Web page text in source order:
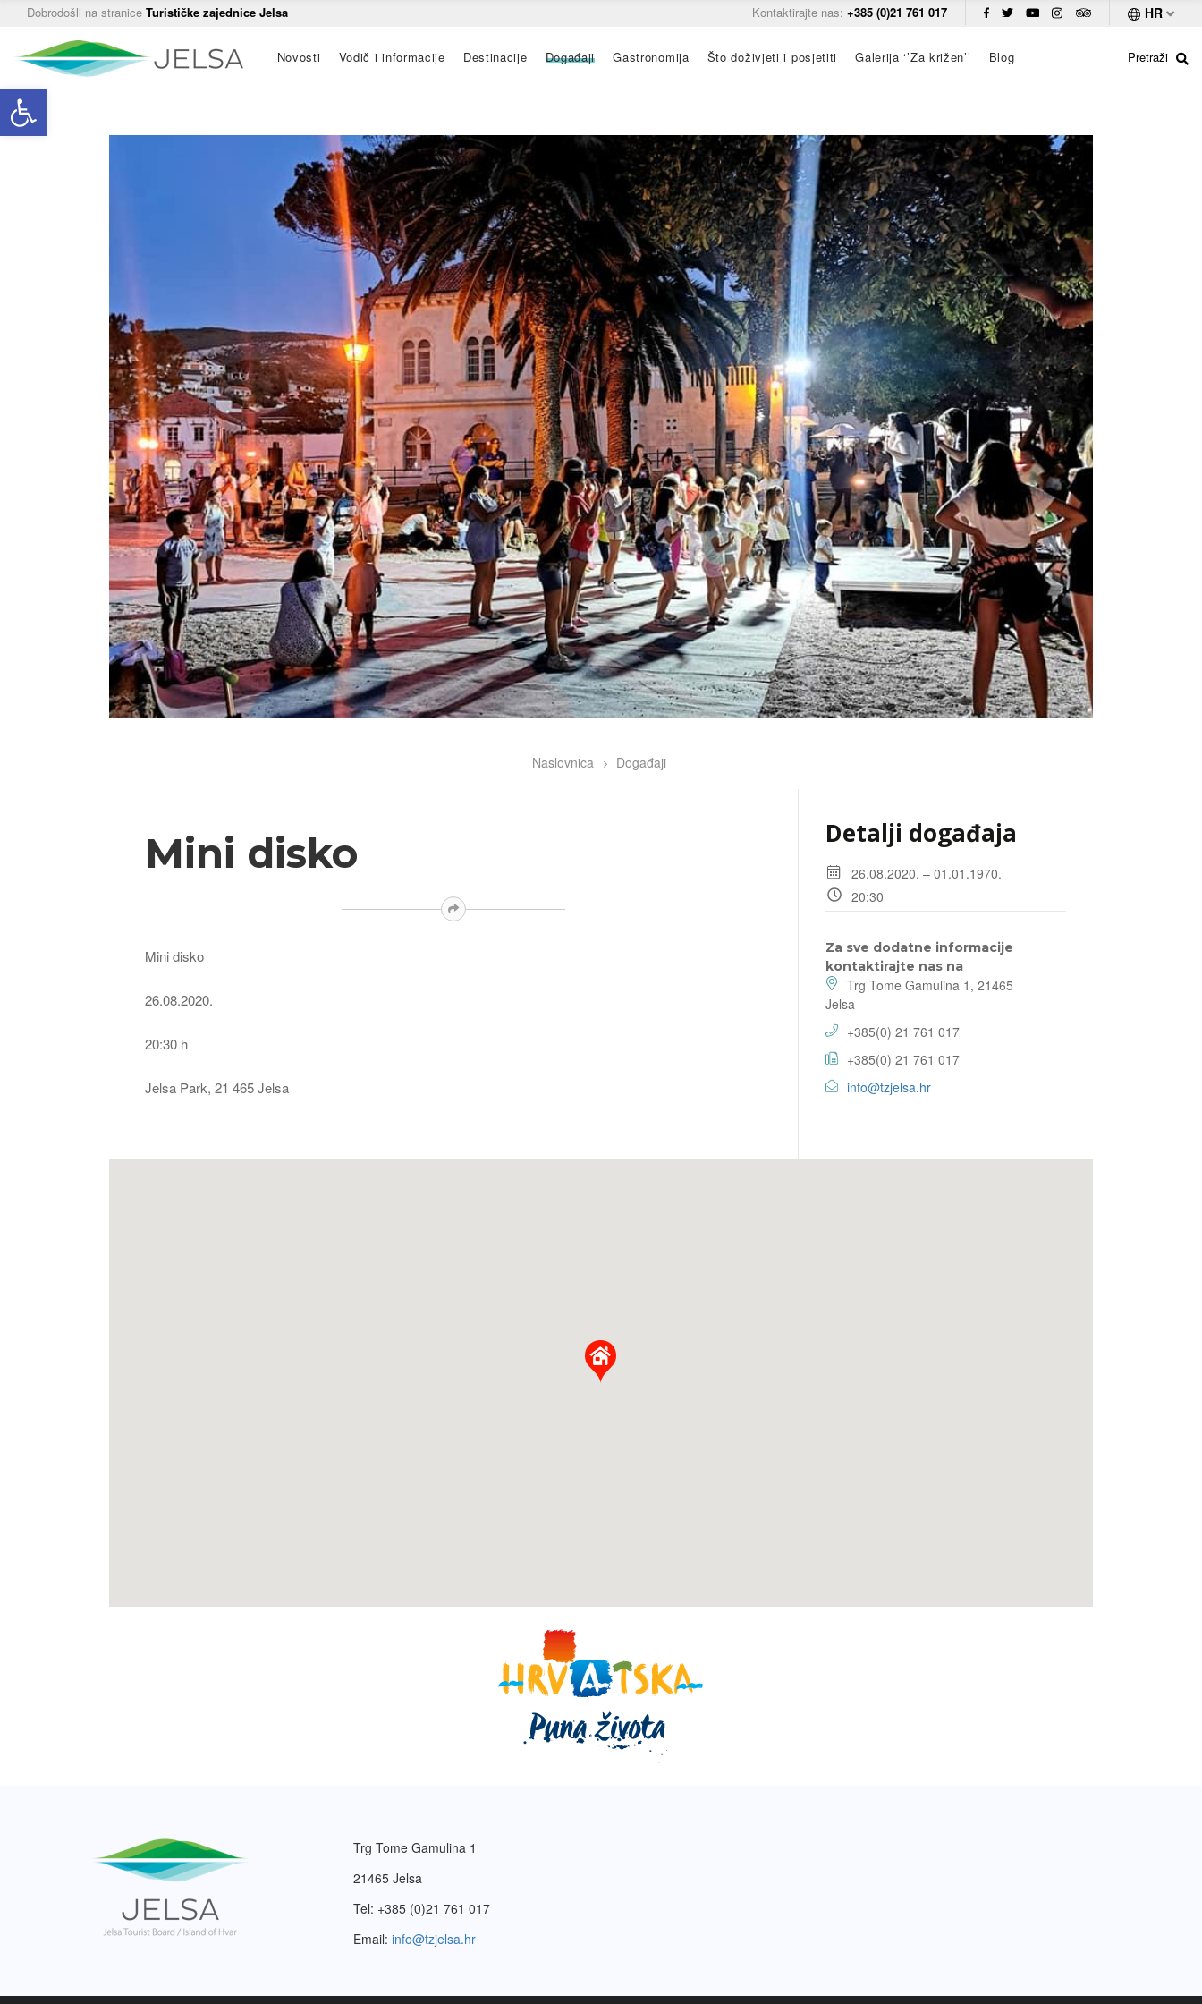
Open toolbar
Dobrodošli na stranice Turističke zajednice Jelsa HR
Kontaktirajte nas: +385 (0)21 761 017
Pretraži
Main
Novosti Vodič i informacije Destinacije Događaji Gastronomija Što doživjeti i posjetiti Galerija ‘’Za križen’’ Blog
Naslovnica Događaji
Mini disko
Mini disko
26.08.2020.
20:30 h
Jelsa Park, 21 465 Jelsa
Detalji događaja
26.08.2020. – 01.01.1970.
20:30
Za sve dodatne informacije
kontaktirajte nas na
Trg Tome Gamulina 1, 21465
Jelsa
+385(0) 21 761 017
+385(0) 21 761 017
info@tzjelsa.hr
Trg Tome Gamulina 1
21465 Jelsa
Tel: +385 (0)21 761 017
Email: info@tzjelsa.hr